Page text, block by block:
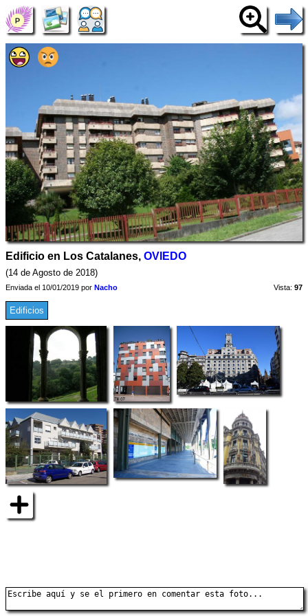
Edificio en Los Catalanes, OVIEDO
(14 de Agosto de 2018)
Enviada el 10/01/2019 por Nacho Vista: 97
Edificios